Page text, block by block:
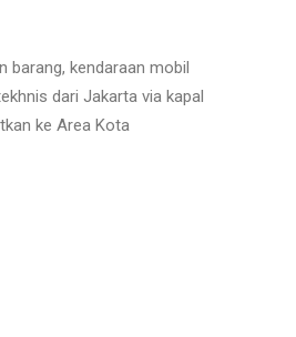
barang, kendaraan mobil
dari Jakarta via kapal
ke Area Kota